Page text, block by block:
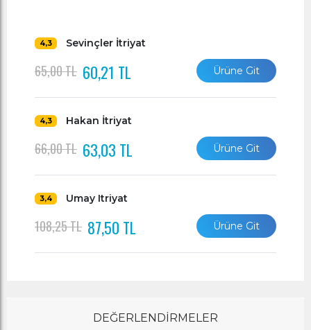
4,3 Sevinçler İtriyat
65,00 TL 60,21 TL Ürüne Git
4,3 Hakan İtriyat
66,00 TL 63,03 TL Ürüne Git
3,4 Umay Itriyat
108,25 TL 87,50 TL Ürüne Git
DEĞERLENDİRMELER